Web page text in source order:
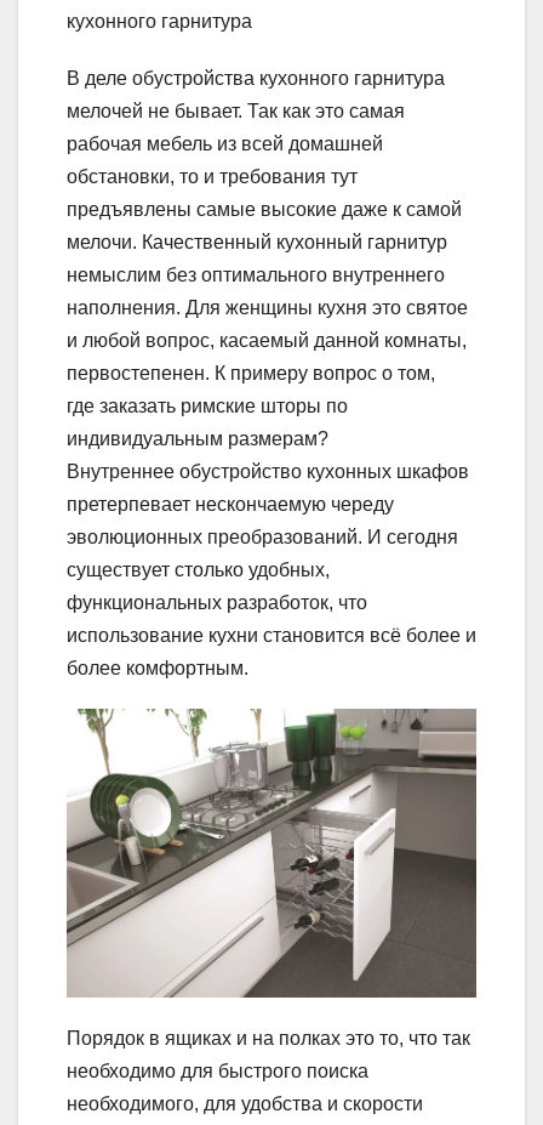
кухонного гарнитура
В деле обустройства кухонного гарнитура
мелочей не бывает. Так как это самая
рабочая мебель из всей домашней
обстановки, то и требования тут
предъявлены самые высокие даже к самой
мелочи. Качественный кухонный гарнитур
немыслим без оптимального внутреннего
наполнения. Для женщины кухня это святое
и любой вопрос, касаемый данной комнаты,
первостепенен. К примеру вопрос о том,
где заказать римские шторы по
индивидуальным размерам?
Внутреннее обустройство кухонных шкафов
претерпевает нескончаемую череду
эволюционных преобразований. И сегодня
существует столько удобных,
функциональных разработок, что
использование кухни становится всё более и
более комфортным.
Порядок в ящиках и на полках это то, что так
необходимо для быстрого поиска
необходимого, для удобства и скорости